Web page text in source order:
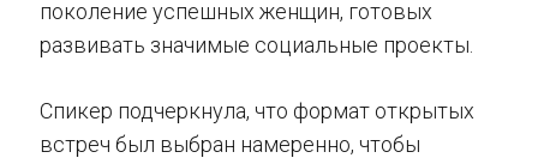
поколение успешных женщин, готовых
развивать значимые социальные проекты.
Спикер подчеркнула, что формат открытых
встреч был выбран намеренно, чтобы